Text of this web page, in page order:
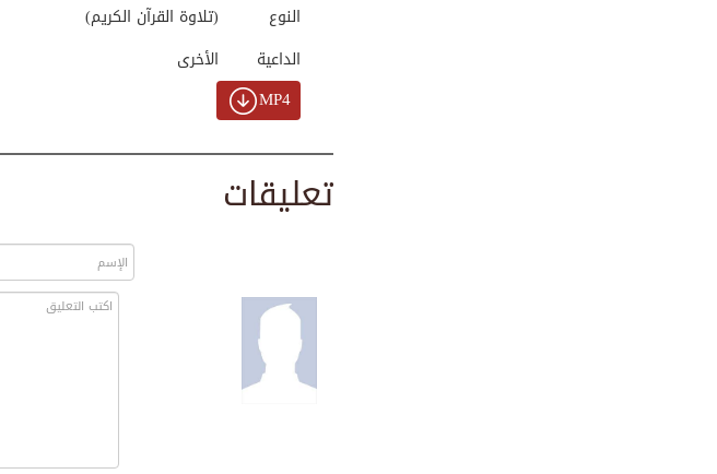
(تلاوة القرآن الكريم)
النوع
الأخرى
الداعية
MP4
تعليقات